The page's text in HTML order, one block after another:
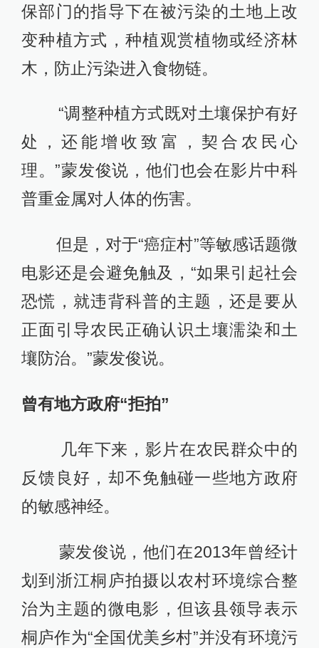
保部门的指导下在被污染的土地上改
变种植方式，种植观赏植物或经济林
木，防止污染进入食物链。
“调整种植方式既对土壤保护有好
处，还能增收致富，契合农民心
理。”蒙发俊说，他们也会在影片中科
普重金属对人体的伤害。
但是，对于“癌症村”等敏感话题微
电影还是会避免触及，“如果引起社会
恐慌，就违背科普的主题，还是要从
正面引导农民正确认识土壤濡染和土
壤防治。”蒙发俊说。
曾有地方政府“拒拍”
几年下来，影片在农民群众中的
反馈良好，却不免触碰一些地方政府
的敏感神经。
蒙发俊说，他们在2013年曾经计
划到浙江桐庐拍摄以农村环境综合整
治为主题的微电影，但该县领导表示
桐庐作为“全国优美乡村”并没有环境污